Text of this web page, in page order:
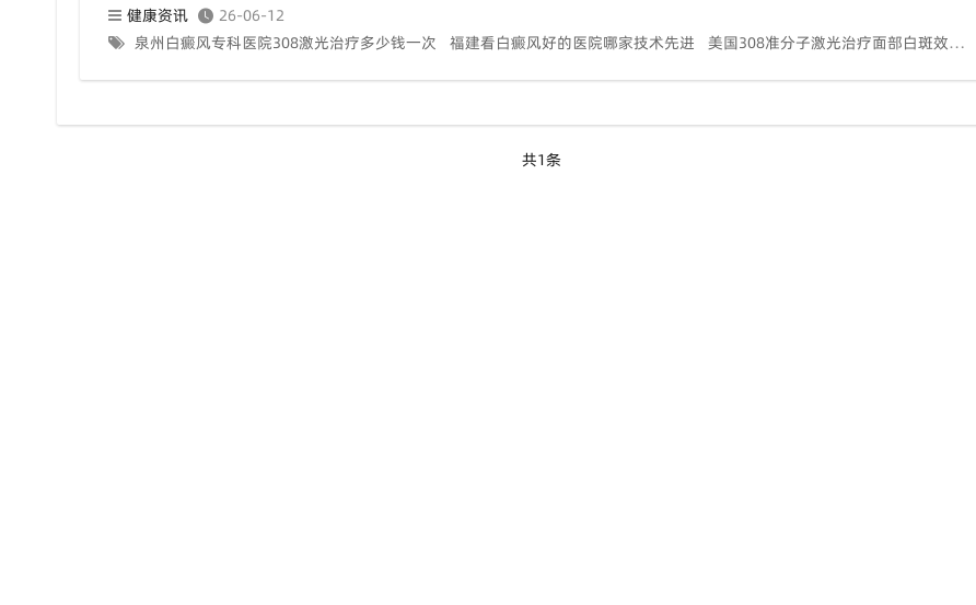
健康资讯
26-06-12
泉州白癜风专科医院308激光治疗多少钱一次
福建看白癜风好的医院哪家技术先进 美国308准分子激光治疗面部白斑效果如何
共1条